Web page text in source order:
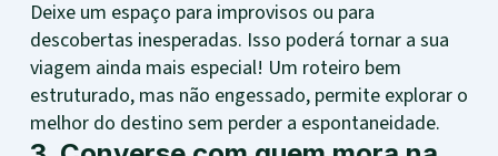
Deixe um espaço para improvisos ou para
descobertas inesperadas. Isso poderá tornar a sua
viagem ainda mais especial! Um roteiro bem
estruturado, mas não engessado, permite explorar o
melhor do destino sem perder a espontaneidade.